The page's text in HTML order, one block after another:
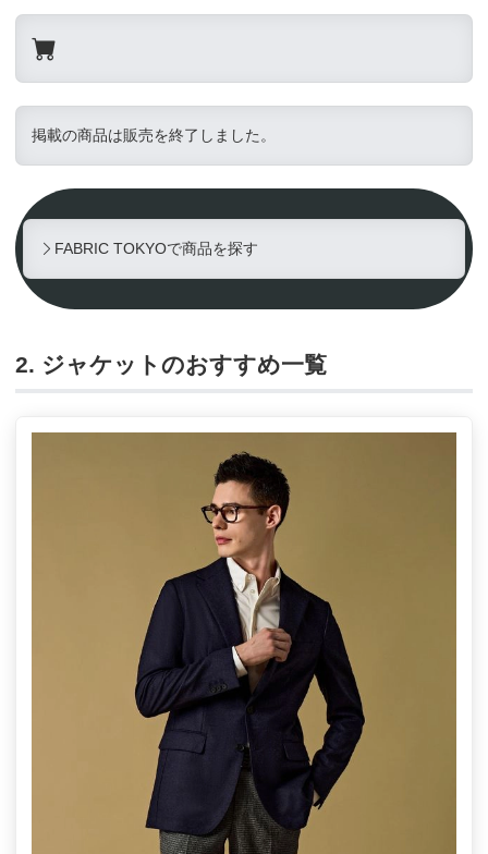
掲載の商品は販売を終了しました。
FABRIC TOKYOで商品を探す
2. ジャケットのおすすめ一覧